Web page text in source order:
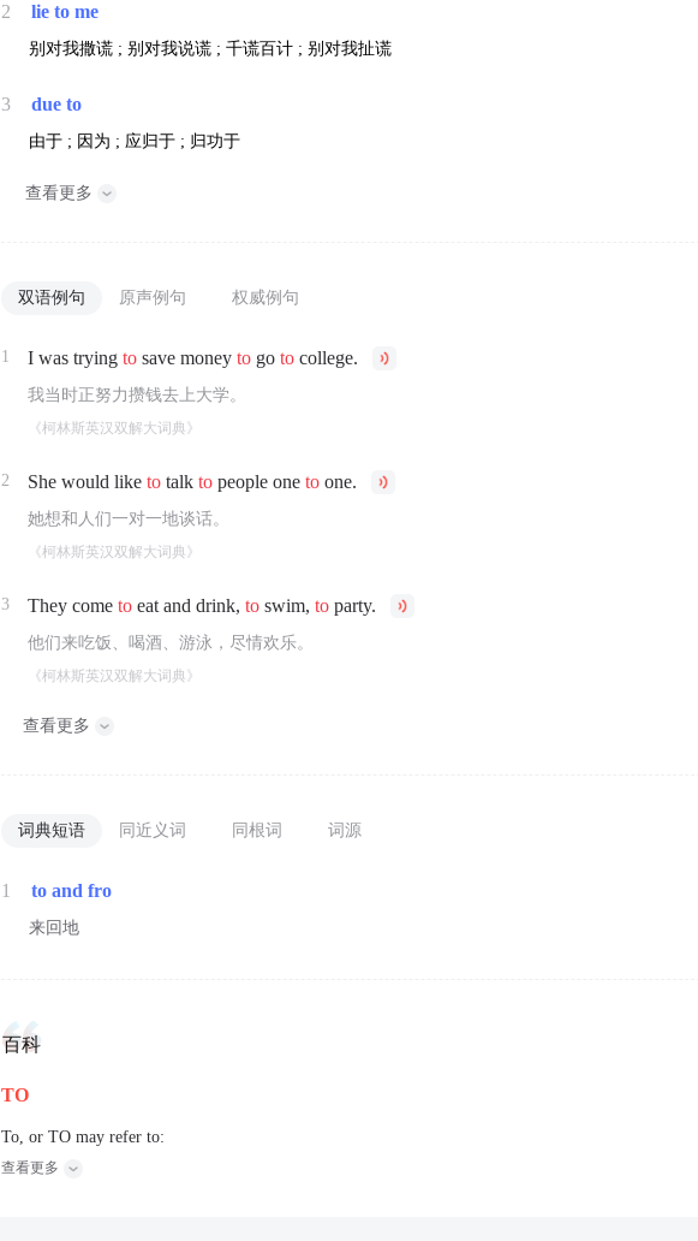
2 lie to me
别对我撒谎 ; 别对我说谎 ; 千谎百计 ; 别对我扯谎
3 due to
由于 ; 因为 ; 应归于 ; 归功于
查看更多
双语例句 原声例句 权威例句
1 I was tryingto save moneyto goto college.
我当时正努力攒钱去上大学。
《柯林斯英汉双解大词典》
2 She would liketo talkto people oneto one.
她想和人们一对一地谈话。
《柯林斯英汉双解大词典》
3 They cometo eat and drink,to swim,to party.
他们来吃饭、喝酒、游泳，尽情欢乐。
《柯林斯英汉双解大词典》
查看更多
词典短语 同近义词 同根词 词源
1 to and fro
来回地
百科
TO
To, or TO may refer to:
查看更多